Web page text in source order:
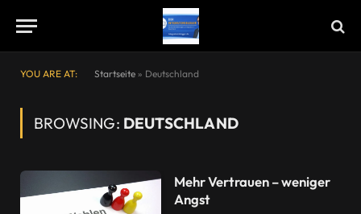
YOU ARE AT: Startseite » Deutschland
BROWSING: DEUTSCHLAND
Mehr Vertrauen – weniger
Angst